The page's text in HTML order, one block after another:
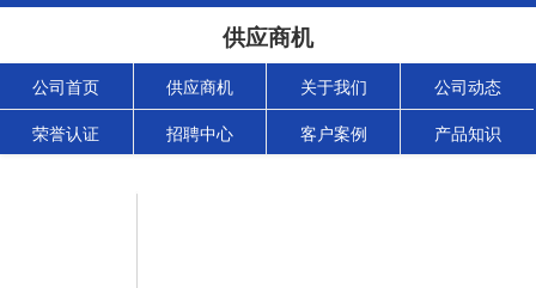
供应商机
公司首页 供应商机 关于我们 公司动态
荣誉认证 招聘中心 客户案例 产品知识